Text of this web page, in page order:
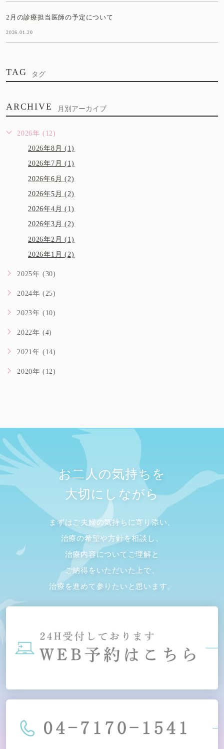
2月の診療担当医師の予定について
2026.01.20
TAG タグ
ARCHIVE 月別アーカイブ
2026年 (12)
2026年8月 (1)
2026年7月 (1)
2026年6月 (2)
2026年5月 (2)
2026年4月 (1)
2026年3月 (2)
2026年2月 (1)
2026年1月 (2)
2025年 (30)
2024年 (25)
2023年 (10)
2022年 (4)
2021年 (14)
2020年 (12)
お二人の気持ちを
大切にしながら
まずはご夫婦の気持ちに寄り添い、
治療の希望や方針を相談し、
治療内容についてご理解と
ご納得をいただいた上で、
治療を進めて参りたいと思います。